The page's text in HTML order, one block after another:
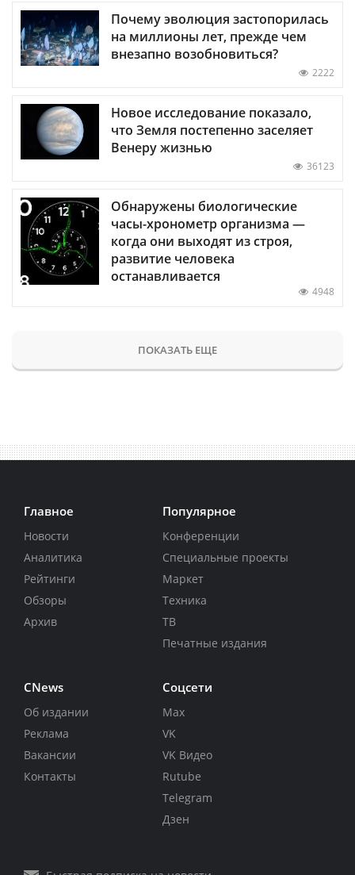
Почему эволюция застопорилась
на миллионы лет, прежде чем
внезапно возобновиться?
2222
Новое исследование показало,
что Земля постепенно заселяет
Венеру жизнью
36123
Обнаружены биологические
часы-хронометр организма —
когда они выходят из строя,
развитие человека
останавливается
4948
ПОКАЗАТЬ ЕЩЕ
Главное
Новости
Аналитика
Рейтинги
Обзоры
Архив
Популярное
Конференции
Специальные проекты
Маркет
Техника
ТВ
Печатные издания
CNews
Об издании
Реклама
Вакансии
Контакты
Соцсети
Max
VK
VK Видео
Rutube
Telegram
Дзен